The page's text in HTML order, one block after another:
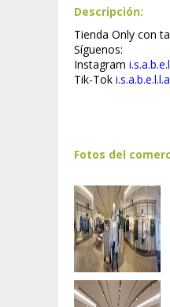
Descripción:
Tienda Only con
Síguenos:
Instagram
Tik-Tok
Fotos del